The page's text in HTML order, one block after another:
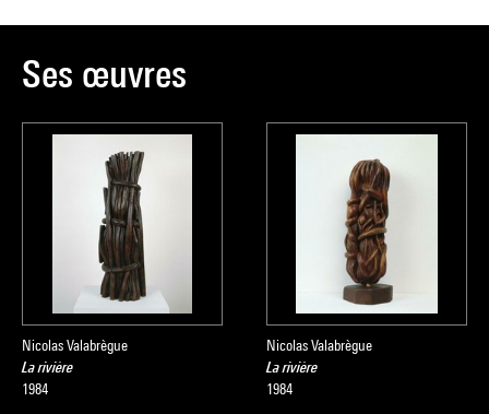
Ses œuvres
Nicolas Valabrègue
La rivière
1984
Nicolas Valabrègue
La rivière
1984